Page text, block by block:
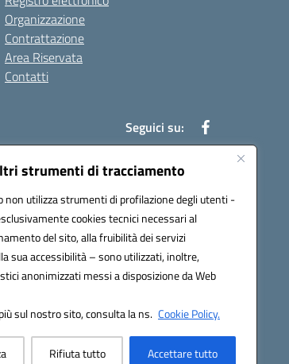
strumenti di tracciamento
non utilizza strumenti di profilazione degli utenti -
cookies tecnici necessari al
del sito, alla fruibilità dei servizi
sua accessibilità – sono utilizzati, inoltre,
anonimizzati messi a disposizione da Web
sul nostro sito, consulta la ns. Cookie Policy.
Rifiuta tutto Accettare tutto
Organizzazione
Contrattazione
Area Riservata
Contatti
Seguici su: